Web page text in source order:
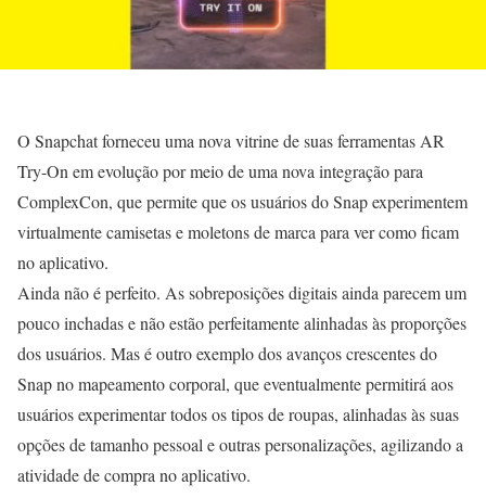
O Snapchat forneceu uma nova vitrine de suas ferramentas AR
Try-On em evolução por meio de uma nova integração para
ComplexCon, que permite que os usuários do Snap experimentem
virtualmente camisetas e moletons de marca para ver como ficam
no aplicativo.
Ainda não é perfeito. As sobreposições digitais ainda parecem um
pouco inchadas e não estão perfeitamente alinhadas às proporções
dos usuários. Mas é outro exemplo dos avanços crescentes do
Snap no mapeamento corporal, que eventualmente permitirá aos
usuários experimentar todos os tipos de roupas, alinhadas às suas
opções de tamanho pessoal e outras personalizações, agilizando a
atividade de compra no aplicativo.